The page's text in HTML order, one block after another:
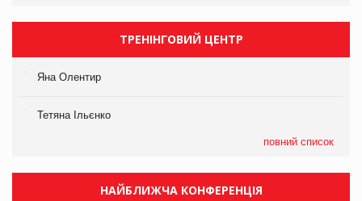
ТРЕНІНГОВИЙ ЦЕНТР
Яна Олентир
Тетяна Ільєнко
повний список
НАЙБЛИЖЧА КОНФЕРЕНЦІЯ